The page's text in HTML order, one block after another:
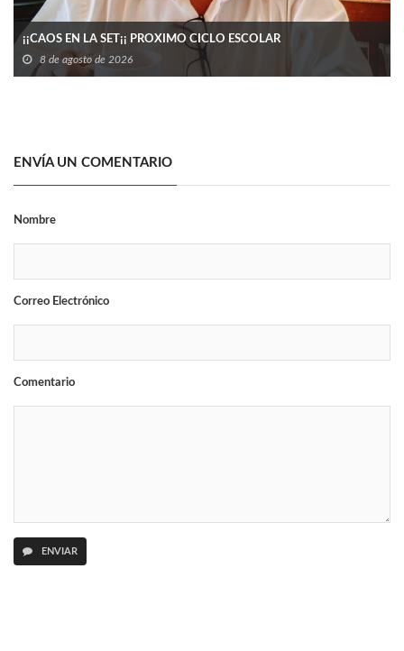
¡¡CAOS EN LA SET¡¡ PROXIMO CICLO ESCOLAR
8 de agosto de 2026
ENVÍA UN COMENTARIO
Nombre
Correo Electrónico
Comentario
ENVIAR